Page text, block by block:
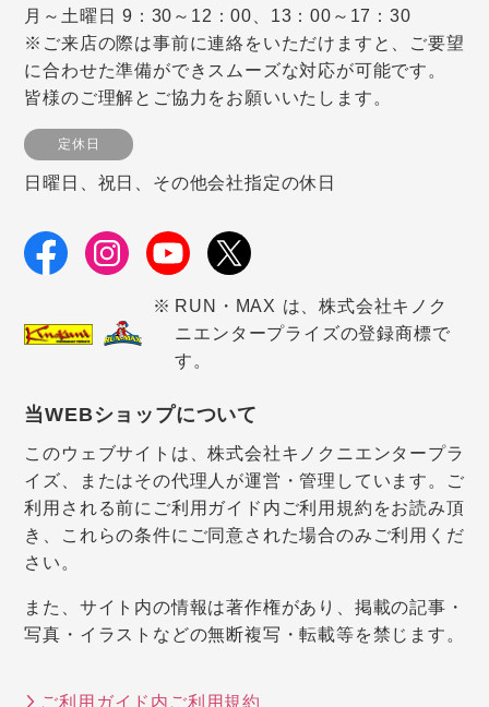
月～土曜日 9：30～12：00、13：00～17：30
※ご来店の際は事前に連絡をいただけますと、ご要望
に合わせた準備ができスムーズな対応が可能です。
皆様のご理解とご協力をお願いいたします。
定休日
日曜日、祝日、その他会社指定の休日
RUN・MAX は、株式会社キノク
ニエンタープライズの登録商標で
す。
当WEBショップについて
このウェブサイトは、株式会社キノクニエンタープラ
イズ、またはその代理人が運営・管理しています。ご
利用される前にご利用ガイド内ご利用規約をお読み頂
き、これらの条件にご同意された場合のみご利用くだ
さい。
また、サイト内の情報は著作権があり、掲載の記事・
写真・イラストなどの無断複写・転載等を禁じます。
ご利用ガイド内ご利用規約